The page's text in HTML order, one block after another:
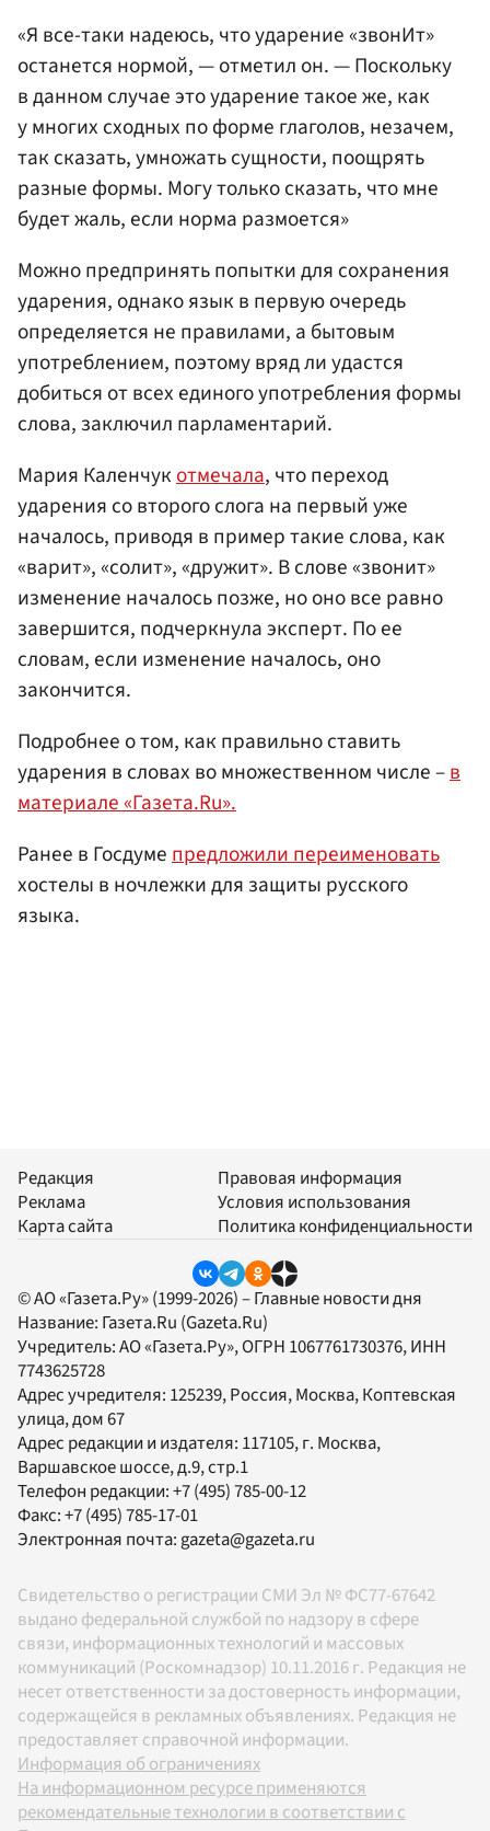
«Я все-таки надеюсь, что ударение «звонИт»
останется нормой, — отметил он. — Поскольку
в данном случае это ударение такое же, как
у многих сходных по форме глаголов, незачем,
так сказать, умножать сущности, поощрять
разные формы. Могу только сказать, что мне
будет жаль, если норма размоется»
Можно предпринять попытки для сохранения
ударения, однако язык в первую очередь
определяется не правилами, а бытовым
употреблением, поэтому вряд ли удастся
добиться от всех единого употребления формы
слова, заключил парламентарий.
Мария Каленчукотмечала, что переход
ударения со второго слога на первый уже
началось, приводя в пример такие слова, как
«варит», «солит», «дружит». В слове «звонит»
изменение началось позже, но оно все равно
завершится, подчеркнула эксперт. По ее
словам, если изменение началось, оно
закончится.
Подробнее о том, как правильно ставить
ударения в словах во множественном числе –в
материале «Газета.Ru».
Ранее в Госдумепредложили переименовать
хостелы в ночлежки для защиты русского
языка.
Редакция
Реклама
Карта сайта
Правовая информация
Условия использования
Политика конфиденциальности
© АО «Газета.Ру» (1999-2026) – Главные новости дня
Название: Газета.Ru (Gazeta.Ru)
Учредитель:АО «Газета.Ру», ОГРН 1067761730376, ИНН
7743625728
Адрес учредителя: 125239, Россия, Москва, Коптевская
улица, дом 67
Адрес редакции и издателя: 117105, г. Москва,
Варшавское шоссе, д.9, стр.1
Телефон редакции:+7 (495) 785-00-12
Факс:+7 (495) 785-17-01
Электронная почта:gazeta@gazeta.ru
Свидетельство о регистрации СМИ Эл № ФС77-67642
выдано федеральной службой по надзору в сфере
связи, информационных технологий и массовых
коммуникаций (Роскомнадзор) 10.11.2016 г. Редакция не
несет ответственности за достоверность информации,
содержащейся в рекламных объявлениях. Редакция не
предоставляет справочной информации.
Информация об ограничениях
На информационном ресурсе применяются
рекомендательные технологии в соответствии с